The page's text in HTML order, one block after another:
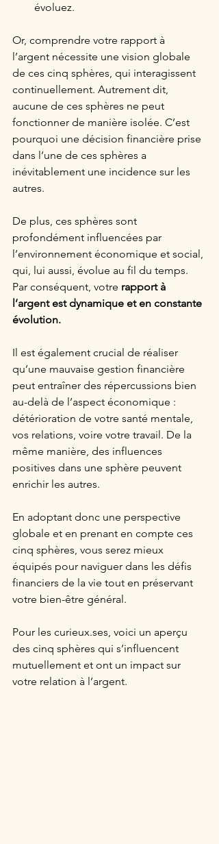
évoluez.
Or, comprendre votre rapport à
l’argent nécessite une vision globale
de ces cinq sphères, qui interagissent
continuellement. Autrement dit,
aucune de ces sphères ne peut
fonctionner de manière isolée. C’est
pourquoi une décision financière prise
dans l’une de ces sphères a
inévitablement une incidence sur les
autres.
De plus, ces sphères sont
profondément influencées par
l’environnement économique et social,
qui, lui aussi, évolue au fil du temps.
Par conséquent, votre rapport à
l’argent est dynamique et en constante
évolution.
Il est également crucial de réaliser
qu’une mauvaise gestion financière
peut entraîner des répercussions bien
au-delà de l’aspect économique :
détérioration de votre santé mentale,
vos relations, voire votre travail. De la
même manière, des influences
positives dans une sphère peuvent
enrichir les autres.
En adoptant donc une perspective
globale et en prenant en compte ces
cinq sphères, vous serez mieux
équipés pour naviguer dans les défis
financiers de la vie tout en préservant
votre bien-être général.
Pour les curieux.ses, voici un aperçu
des cinq sphères qui s’influencent
mutuellement et ont un impact sur
votre relation à l’argent.